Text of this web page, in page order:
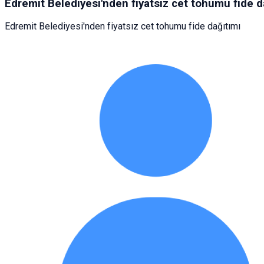
Edremit Belediyesi'nden fiyatsız cet tohumu fide
Edremit Belediyesi'nden fiyatsız cet tohumu fide dağıtımı